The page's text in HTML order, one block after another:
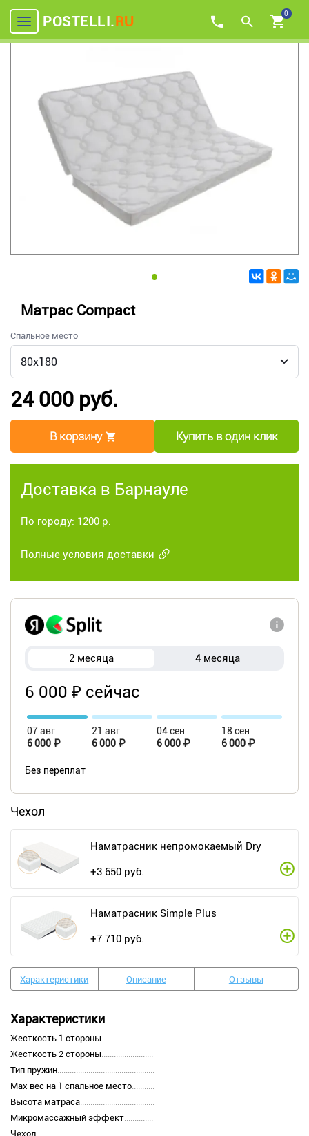
POSTELLI.RU 0
Матрас Compact
Спальное место
24 000 руб.
В корзину Купить в один клик
Доставка в Барнауле
По городу: 1200 р.
Полные условия доставки
2 месяца 4 месяца
6 000 ₽ сейчас
07 авг
6 000 ₽
21 авг
6 000 ₽
04 сен
6 000 ₽
18 сен
6 000 ₽
Без переплат
Чехол
Наматрасник непромокаемый Dry
+3 650 руб.
Наматрасник Simple Plus
+7 710 руб.
Характеристики Описание Отзывы
Характеристики
Жесткость 1 стороны
Жесткость 2 стороны
Тип пружин
Max вес на 1 спальное место
Высота матраса
Микромассажный эффект
Чехол